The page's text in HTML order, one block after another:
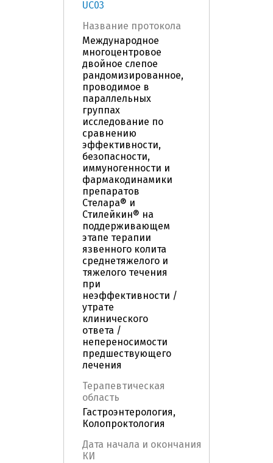
UC03
Название протокола
Международное
многоцентровое
двойное слепое
рандомизированное,
проводимое в
параллельных
группах
исследование по
сравнению
эффективности,
безопасности,
иммуногенности и
фармакодинамики
препаратов
Стелара® и
Стилейкин® на
поддерживающем
этапе терапии
язвенного колита
среднетяжелого и
тяжелого течения
при
неэффективности /
утрате
клинического
ответа /
непереносимости
предшествующего
лечения
Терапевтическая
область
Гастроэнтерология,
Колопроктология
Дата начала и окончания
КИ